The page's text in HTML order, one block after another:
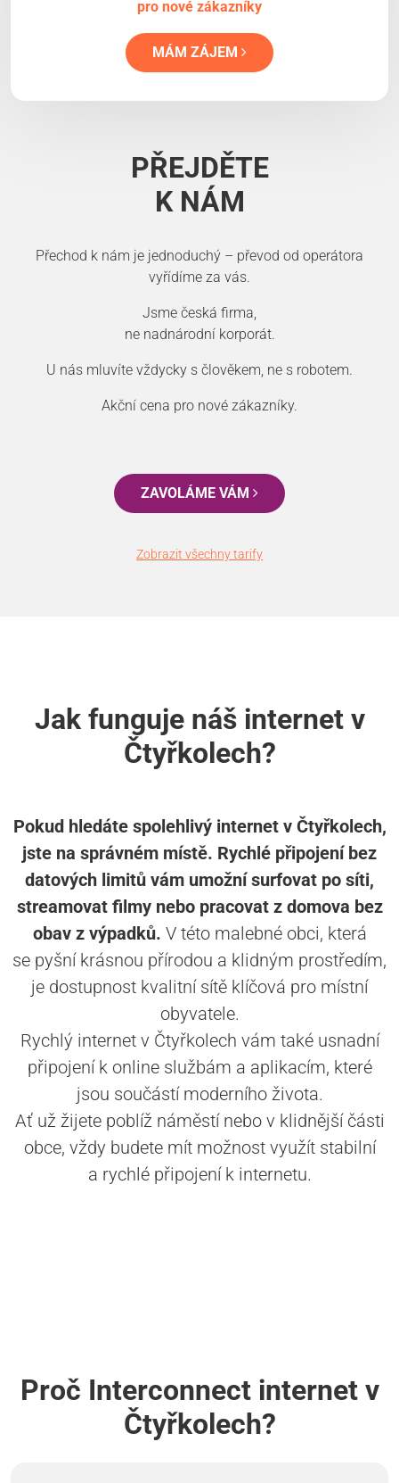
pro nové zákazníky
MÁM ZÁJEM
PŘEJDĚTE
K NÁM
Přechod k nám je jednoduchý – převod od operátora
vyřídíme za vás.
Jsme česká firma,
ne nadnárodní korporát.
U nás mluvíte vždycky s člověkem, ne s robotem.
Akční cena pro nové zákazníky.
ZAVOLÁME VÁM
Zobrazit všechny tarify
Jak funguje náš internet v
Čtyřkolech?
Pokud hledáte spolehlivý internet v Čtyřkolech,
jste na správném místě. Rychlé připojení bez
datových limitů vám umožní surfovat po síti,
streamovat filmy nebo pracovat z domova bez
obav z výpadků. V této malebné obci, která
se pyšní krásnou přírodou a klidným prostředím,
je dostupnost kvalitní sítě klíčová pro místní
obyvatele.
Rychlý internet v Čtyřkolech vám také usnadní
připojení k online službám a aplikacím, které
jsou součástí moderního života.
Ať už žijete poblíž náměstí nebo v klidnější části
obce, vždy budete mít možnost využít stabilní
a rychlé připojení k internetu.
Proč Interconnect internet v
Čtyřkolech?